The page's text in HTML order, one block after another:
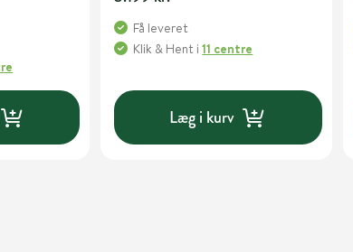
Få leveret
Klik & Hent i11 centre
Læg i kurv